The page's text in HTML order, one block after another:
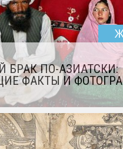
БРАК ПО-АЗИАТСКИ:
ФАКТЫ И